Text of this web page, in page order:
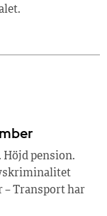
pension.
– Transport har